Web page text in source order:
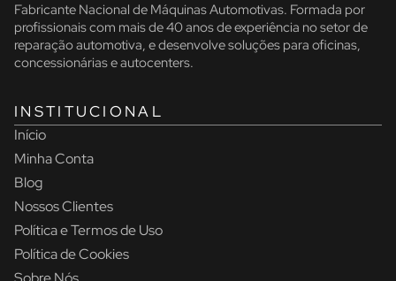
Fabricante Nacional de Máquinas Automotivas. Formada por
profissionais com mais de 40 anos de experiência no setor de
reparação automotiva, e desenvolve soluções para oficinas,
concessionárias e autocenters.
INSTITUCIONAL
Início
Minha Conta
Blog
Nossos Clientes
Política e Termos de Uso
Política de Cookies